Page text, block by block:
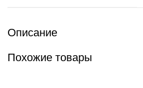
Описание
Похожие товары